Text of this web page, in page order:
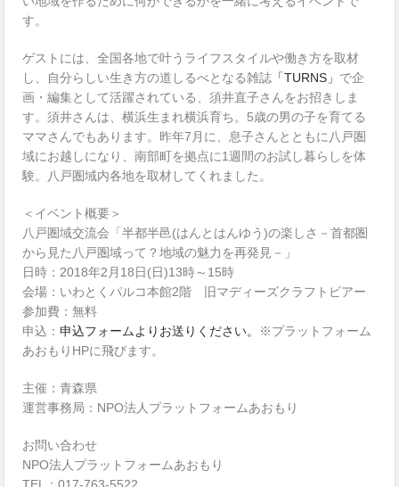
す。
ゲストには、全国各地で叶うライフスタイルや働き方を取材
し、自分らしい生き方の道しるべとなる雑誌 「TURNS」 で企
画・編集として活躍されている、須井直子さんをお招きしま
す。須井さんは、横浜生まれ横浜育ち。5歳の男の子を育てる
ママさんでもあります。昨年7月に、息子さんとともに八戸圏
域にお越しになり、南部町を拠点に1週間のお試し暮らしを体
験。八戸圏域内各地を取材してくれました。
＜イベント概要＞
八戸圏域交流会「半都半邑(はんとはんゆう)の楽しさ－首都圏
から見た八戸圏域って？地域の魅力を再発見－」
日時：2018年2月18日(日)13時～15時
会場：いわとくパルコ本館2階 旧マディーズクラフトビアー
参加費：無料
申込：申込フォームよりお送りください。 ※プラットフォーム
あおもりHPに飛びます。
主催：青森県
運営事務局：NPO法人プラットフォームあおもり
お問い合わせ
NPO法人プラットフォームあおもり
TEL：017-763-5522